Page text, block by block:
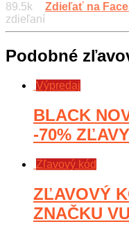
89.5k
zdieľaní
Zdieľať na
Podobné
Výpredaj
BLACK
-70%
Zľavový kód
ZĽAVOVÝ
ZNAČKU